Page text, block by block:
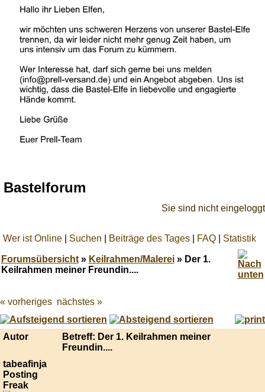
Bastelforum
Sie sind nicht eingeloggt
Wer ist Online Suchen Beiträge des Tages FAQ Statistik
Forumsübersicht» Keilrahmen/Malerei» Der 1.
Keilrahmen meiner Freundin....
Best
online
live
casino
« vorheriges nächstes »
Autor
Betreff: Der 1. Keilrahmen meiner
Freundin....
tabeafinja
Posting
Freak